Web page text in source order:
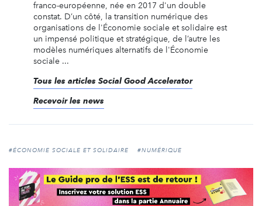
franco-européenne, née en 2017 d'un double
constat. D’un côté, la transition numérique des
organisations de l'Économie sociale et solidaire est
un impensé politique et stratégique, de l’autre les
modèles numériques alternatifs de l'Économie
sociale ...
Tous les articles Social Good Accelerator
Recevoir les news
#ÉCONOMIE SOCIALE ET SOLIDAIRE #NUMÉRIQUE